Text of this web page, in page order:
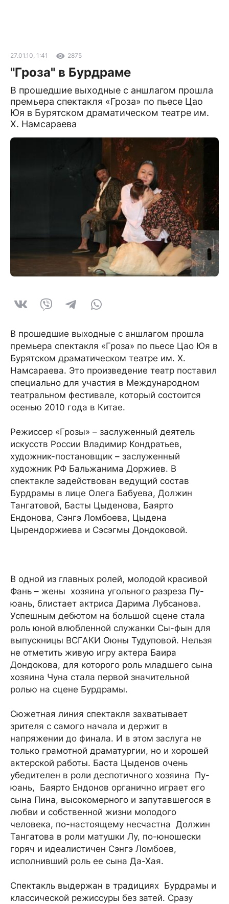
27.01.10, 1:41 2875
"Гроза" в Бурдраме
В прошедшие выходные с аншлагом прошла
премьера спектакля «Гроза» по пьесе Цао
Юя в Бурятском драматическом театре им.
Х. Намсараева
В прошедшие выходные с аншлагом прошла
премьера спектакля «Гроза» по пьесе Цао Юя в
Бурятском драматическом театре им. Х.
Намсараева. Это произведение театр поставил
специально для участия в Международном
театральном фестивале, который состоится
осенью 2010 года в Китае.
Режиссер «Грозы» – заслуженный деятель
искусств России Владимир Кондратьев,
художник-постановщик – заслуженный
художник РФ Бальжанима Доржиев. В
спектакле задействован ведущий состав
Бурдрамы в лице Олега Бабуева, Должин
Тангатовой, Басты Цыденова, Баярто
Ендонова, Сэнгэ Ломбоева, Цыдена
Цырендоржиева и Сэсэгмы Дондоковой.
В одной из главных ролей, молодой красивой
Фань – жены хозяина угольного разреза Пу-
юань, блистает актриса Дарима Лубсанова.
Успешным дебютом на большой сцене стала
роль юной влюбленной служанки Сы-фын для
выпускницы ВСГАКИ Оюны Тудуповой. Нельзя
не отметить живую игру актера Баира
Дондокова, для которого роль младшего сына
хозяина Чуна стала первой значительной
ролью на сцене Бурдрамы.
Сюжетная линия спектакля захватывает
зрителя с самого начала и держит в
напряжении до финала. И в этом заслуга не
только грамотной драматургии, но и хорошей
актерской работы. Баста Цыденов очень
убедителен в роли деспотичного хозяина Пу-
юань, Баярто Ендонов органично играет его
сына Пина, высокомерного и запутавшегося в
любви и собственной жизни молодого
человека, по-настоящему несчастна Должин
Тангатова в роли матушки Лу, по-юношески
горяч и идеалистичен Сэнгэ Ломбоев,
исполнивший роль ее сына Да-Хая.
Спектакль выдержан в традициях Бурдрамы и
классической режиссуры без затей. Сразу